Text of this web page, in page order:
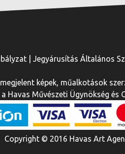
Jegyárusítás Általános
képek, műalkotások
Havas Művészeti Ügynökség és
Copyright © 2016 Havas Art